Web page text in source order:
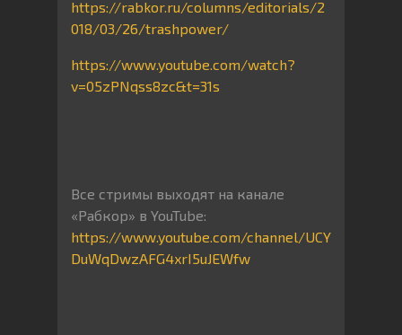
https://rabkor.ru/columns/editorials/2
018/03/26/trashpower/
https://www.youtube.com/watch?
v=05zPNqss8zc&t=31s
Все стримы выходят на канале
«Рабкор» в YouTube:
https://www.youtube.com/channel/UCY
DuWqDwzAFG4xrI5uJEWfw